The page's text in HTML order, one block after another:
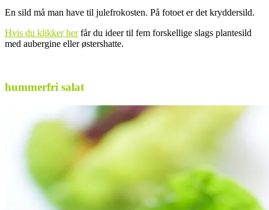
En sild må man have til julefrokosten. På fotoet er det kryddersild.
Hvis du klikker herfår du ideer til fem forskellige slags plantesild
med aubergine eller østershatte.
hummerfri salat